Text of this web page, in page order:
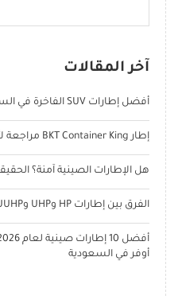
آخر المقالات
أفضل إطارات SUV الفاخرة في السعودية لعام 2026
إطار BKT Container King مراجعة لأهم إطارات معدات الموانئ
هل الإطارات الصينية آمنة؟
الفرق بين إطارات HP وUHP وUUHP دليل السائق العربي لعام 2026
أوفر في السعودية